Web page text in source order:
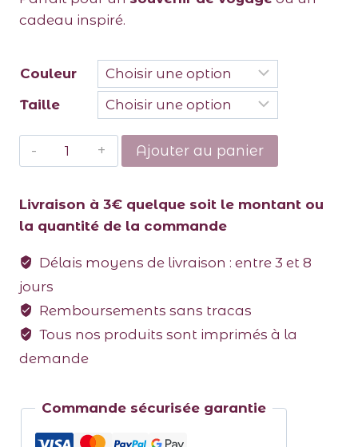
cadeau inspiré.
Couleur
Taille
Ajouter au panier
Livraison à 3€ quelque soit le montant ou
la quantité de la commande
Délais moyens de livraison : entre 3 et 8
jours
Remboursements sans tracas
Tous nos produits sont imprimés à la
demande
Commande sécurisée garantie